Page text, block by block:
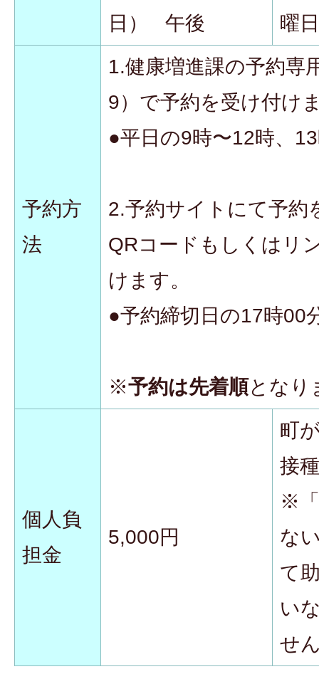
日） 午後
曜
予約方
法
1.健康増進課の予約専
9）で予約を受け付け
●平日の9時〜12時、
2.予約サイトにて予約
QRコードもしくはリ
けます。
●予約締切日の17時00
※予約は先着順となり
個人負
担金
5,000円
町
接
※
な
て
い
せ